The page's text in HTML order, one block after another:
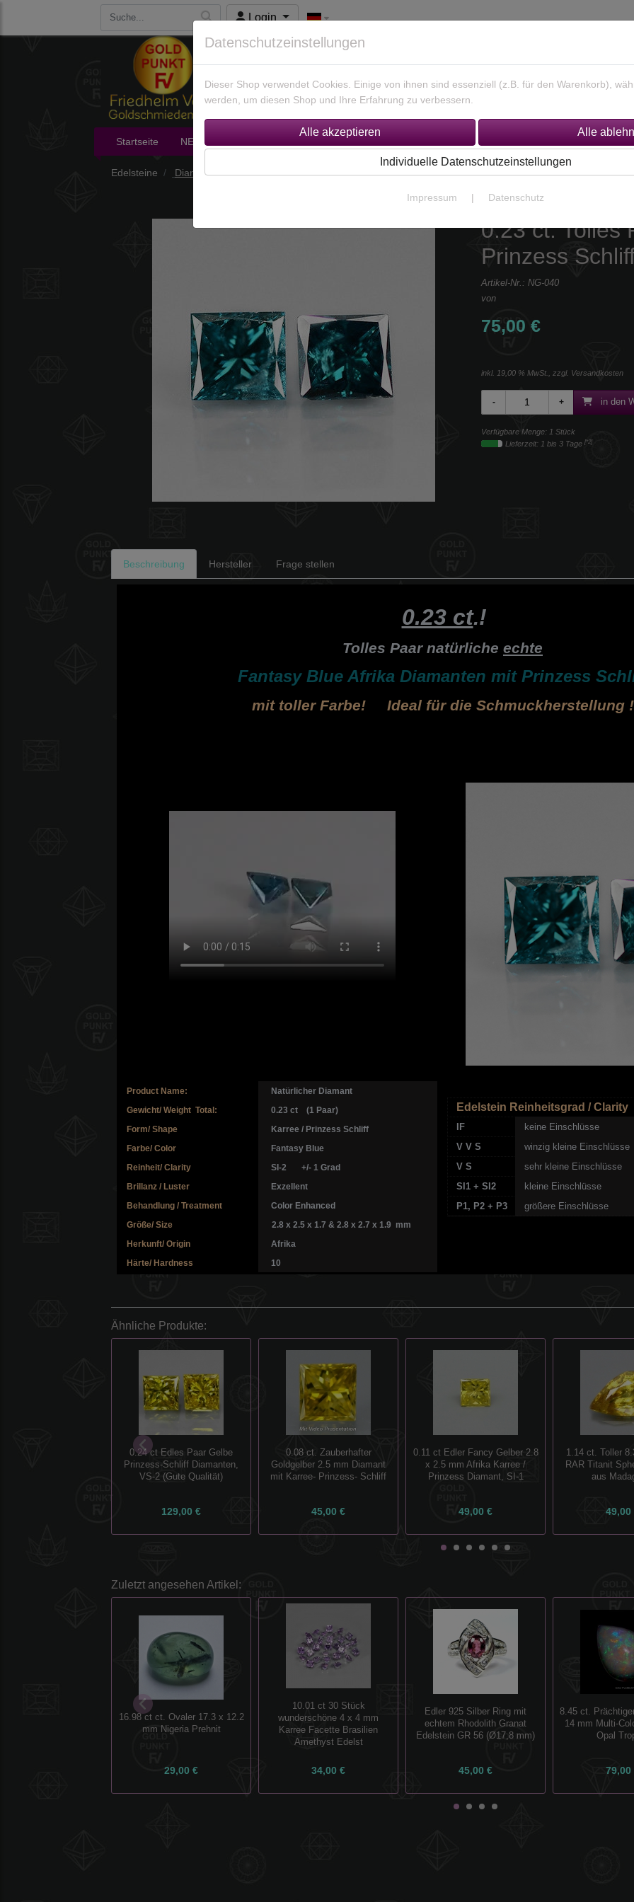
Login
Startseite NEU im Shop 925 Silber Schmuck Unikate Gold / Silber
Edelsteine Diamanten
0.23 ct. Tolles
Prinzess
Artikel-Nr.: NG-040
von
75,00 €
inkl. 19,00 % MwSt., zzgl. Versandkosten
in den
Verfügbare Menge: 1 Stück
Lieferzeit: 1 bis 3 Tage [*2]
Beschreibung Hersteller Frage stellen
0.23 ct.!
Tolles Paar natürliche echte
Fantasy Blue Afrika Diamanten mitPrinzess
mit toller Farbe! Ideal für die Schmuckherstellung !
Product Name:
Natürlicher Diamant
Gewicht/ Weight Total:
0.23 ct (1 Paar)
Form/ Shape
Karree / Prinzess Schliff
Farbe/ Color
Fantasy Blue
Reinheit/ Clarity
SI-2 +/- 1 Grad
Brillanz / Luster
Exzellent
Behandlung / Treatment
Color Enhanced
Größe/ Size
2.8 x 2.5 x 1.7 & 2.8 x 2.7 x 1.9 mm
Herkunft/ Origin
Afrika
Härte/ Hardness
10
Edelstein Reinheitsgrad / Clarity
IF
keine Einschlüsse
V V S
winzig kleine Einschlüsse
V S
sehr kleine Einschlüsse
SI1 + SI2
kleine Einschlüsse
P1, P2 + P3
größere Einschlüsse
Ähnliche Produkte:
0.24 ct Edles Paar Gelbe
Prinzess-Schliff Diamanten,
VS-2 (Gute Qualität)
129,00 €
0.08 ct. Zauberhafter
Goldgelber 2.5 mm Diamant
mit Karree- Prinzess- Schliff
45,00 €
0.11 ct Edler Fancy Gelber 2.8
x 2.5 mm Afrika Karree /
Prinzess Diamant, SI-1
49,00 €
1.14 ct. Toller
RAR Titanit
aus
49,00
Zuletzt angesehen Artikel:
16.98 ct ct. Ovaler 17.3 x 12.2
mm Nigeria Prehnit
29,00 €
10.01 ct 30 Stück
wunderschöne 4 x 4 mm
Karree Facette Brasilien
Amethyst Edelst
34,00 €
Edler 925 Silber Ring mit
echtem Rhodolith Granat
Edelstein GR 56 (Ø17,8 mm)
45,00 €
8.45 ct.
14 mm Multi-
Opal
79,00
Datenschutzeinstellungen
Dieser Shop verwendet Cookies. Einige von ihnen sind essenziell (z.B. für den Warenkorb),
werden, um diesen Shop und Ihre Erfahrung zu verbessern.
Individuelle Datenschutzeinstellungen
Impressum | Datenschutz